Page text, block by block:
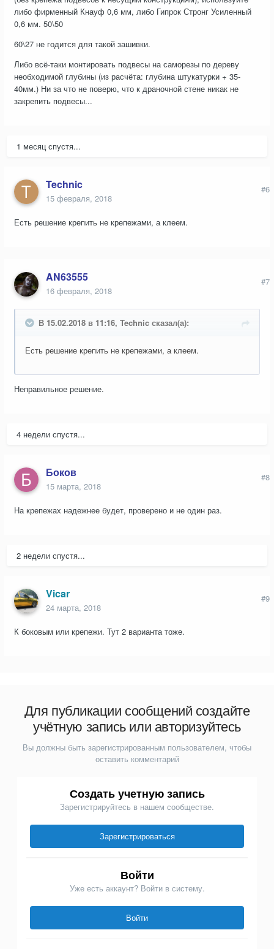
либо фирменный Кнауф 0,6 мм, либо Гипрок Стронг Усиленный
0,6 мм. 50\50
60\27 не годится для такой зашивки.
Либо всё-таки монтировать подвесы на саморезы по дереву
необходимой глубины (из расчёта: глубина штукатурки + 35-
40мм.) Ни за что не поверю, что к драночной стене никак не
закрепить подвесы...
1 месяц спустя...
Technic
15 февраля, 2018
#6
Есть решение крепить не крепежами, а клеем.
AN63555
16 февраля, 2018
#7
В 15.02.2018 в 11:16, Technic сказал(а):
Есть решение крепить не крепежами, а клеем.
Неправильное решение.
4 недели спустя...
Боков
15 марта, 2018
#8
На крепежах надежнее будет, проверено и не один раз.
2 недели спустя...
Vicar
24 марта, 2018
#9
К боковым или крепежи. Тут 2 варианта тоже.
Для публикации сообщений создайте
учётную запись или авторизуйтесь
Вы должны быть зарегистрированным пользователем, чтобы
оставить комментарий
Создать учетную запись
Зарегистрируйтесь в нашем сообществе.
Зарегистрироваться
Войти
Уже есть аккаунт? Войти в систему.
Войти